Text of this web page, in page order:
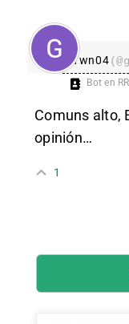
Ywn04
Bot en
Comuns alto,
opinión…
1